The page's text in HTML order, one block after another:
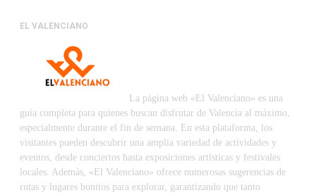
EL VALENCIANO
La página web «El Valenciano» es una
guía completa para quienes buscan disfrutar de Valencia al máximo,
especialmente durante el fin de semana. En esta plataforma, los
visitantes pueden descubrir una amplia variedad de actividades y
eventos, desde conciertos hasta exposiciones artísticas y festivales
locales. Además, «El Valenciano» ofrece numerosas sugerencias de
rutas y lugares bonitos para explorar, garantizando que tanto